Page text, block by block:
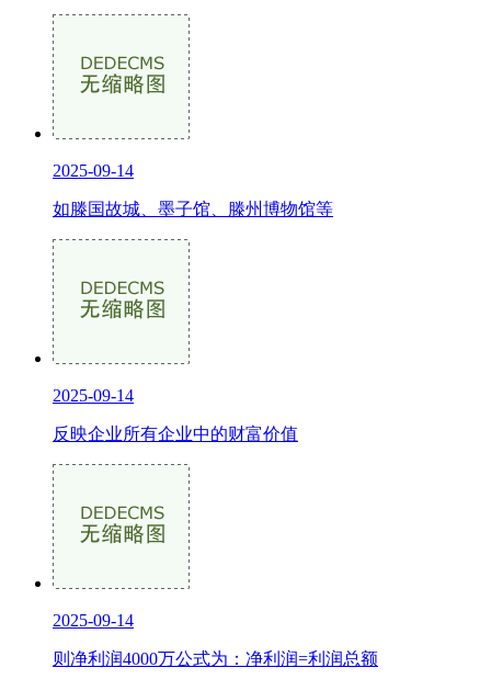
2025-09-14
如滕国故城、墨子馆、滕州博物馆等
2025-09-14
反映企业所有企业中的财富价值
2025-09-14
则净利润4000万公式为：净利润=利润总额